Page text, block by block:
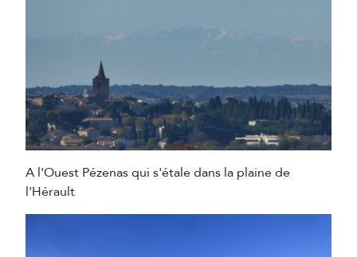
A l'Ouest Pézenas qui s'étale dans la plaine de
l'Hérault